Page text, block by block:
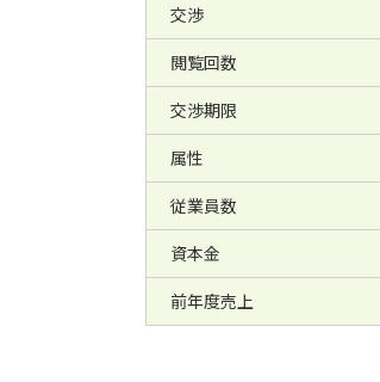
交渉
閲覧回数
交渉期限
属性
従業員数
資本金
前年度売上